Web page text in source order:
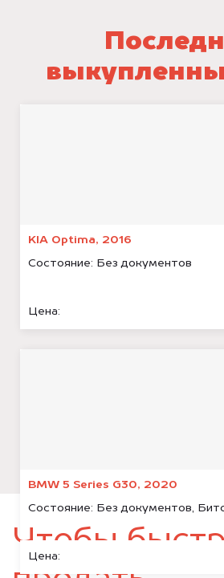
KIA Optima, 2016
Состояние: Без документов
Цена:
BMW 5 Series G30, 2020
Состояние: Без документов,
Цена:
Чтобы